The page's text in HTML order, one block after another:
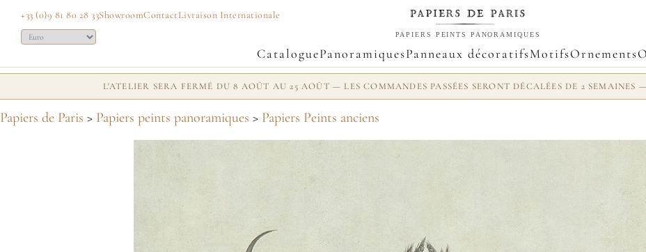
+33 (0)9 81 80 28 33ShowroomContactLivraison Internationale
PAPIERS PEINTS PANORAMIQUES
CataloguePanoramiquesPanneaux décoratifsMotifsOrnements
L'ATELIER SERA FERMÉ DU 8 AOÛT AU 25 AOÛT — LES COMMANDES PASSÉES SERONT DÉCALÉES DE 2
Papiers de Paris > Papiers peints panoramiques > Papiers Peints anciens